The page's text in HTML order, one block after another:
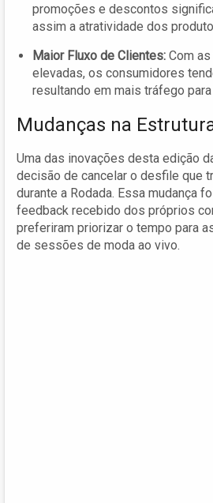
promoções e descontos
assim a atratividade dos
Maior Fluxo de Clientes: Com
elevadas, os consumidores
resultando em mais tráfego
Mudanças na
Uma das inovações desta edição
decisão de cancelar o desfile que
durante a Rodada. Essa mudança
feedback recebido dos próprios
preferiram priorizar o tempo para
de sessões de moda ao vivo.